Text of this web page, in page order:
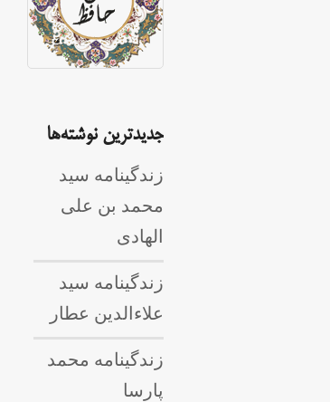
جدیدترین نوشته‌ها
زندگینامه سید
محمد بن علی
الهادی
زندگینامه سید
علاءالدین عطار
زندگینامه محمد
پارسا